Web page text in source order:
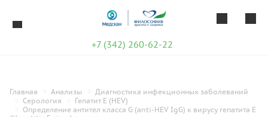
+7 (342) 260-62-22
Главная Анализы
Диагностика инфекционных заболеваний
Серология
Гепатит E (HEV)
Определение антител класса G (anti-HEV IgG) к вирусу гепатита Е